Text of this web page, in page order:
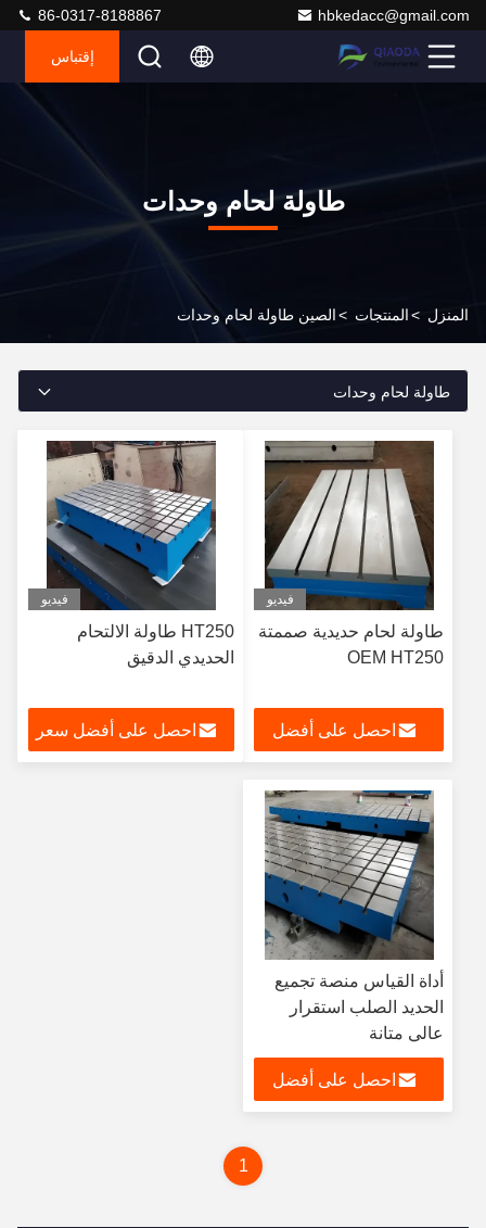
hbkedacc@gmail.com
86-0317-8188867
إقتباس
طاولة لحام وحدات
المنزل >المنتجات >الصين طاولة لحام وحدات
طاولة لحام وحدات
فيديو
طاولة لحام حديدية صممتة
OEM HT250
احصل على أفضل
فيديو
HT250 طاولة الالتحام
الحديدي الدقيق
احصل على أفضل سعر
أداة القياس منصة تجميع
الحديد الصلب استقرار
عالي متانة
احصل على أفضل
1